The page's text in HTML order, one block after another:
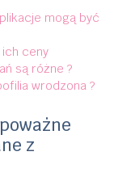
mogą być
ceny
są różne ?
wrodzona ?
z